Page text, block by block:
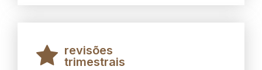
revisões
trimestrais